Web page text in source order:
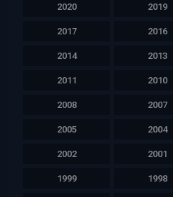
2020 2019
2017 2016
2014 2013
2011 2010
2008 2007
2005 2004
2002 2001
1999 1998